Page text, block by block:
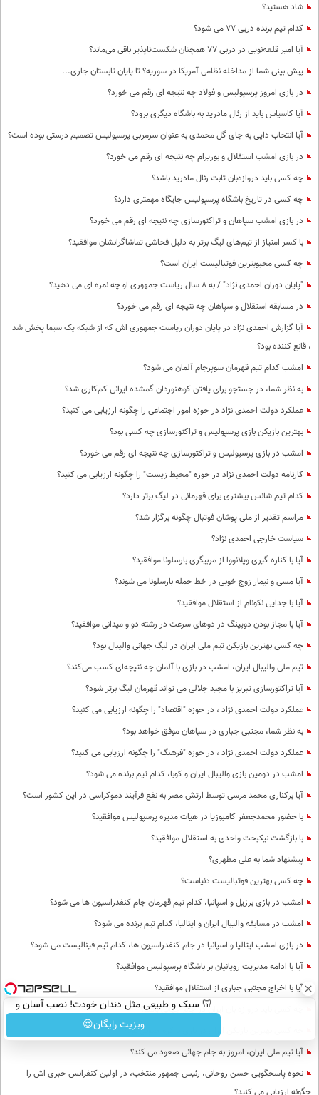
شاد هستید؟
کدام تیم برنده دربی 77 می شود؟
آیا امیر قلعه‌نویی در دربی 77 همچنان شکست‌ناپذیر باقی می‌ماند؟
پیش بینی شما از مداخله نظامی آمریکا در سوریه؟ تا پایان تابستان جاری...
در بازی امروز پرسپولیس و فولاد چه نتیجه ای رقم می خورد؟
آیا کاسیاس باید از رئال مادرید به باشگاه دیگری برود؟
آیا انتخاب دایی به جای گل محمدی به عنوان سرمربی پرسپولیس تصمیم درستی بوده است؟
در بازی امشب استقلال و بوریرام چه نتیجه ای رقم می خورد؟
چه کسی باید دروازه‌بان ثابت رئال مادرید باشد؟
چه کسی در تاریخ باشگاه پرسپولیس جایگاه مهمتری دارد؟
در بازی امشب سپاهان و تراکتورسازی چه نتیجه ای رقم می خورد؟
با کسر امتیاز از تیم‌های لیگ برتر به دلیل فحاشی تماشاگرانشان موافقید؟
چه کسی محبوبترین فوتبالیست ایران است؟
"پایان دوران احمدی نژاد" / به 8 سال ریاست جمهوری او چه نمره ای می دهید؟
در مسابقه استقلال و سپاهان چه نتیجه ای رقم می خورد؟
آیا گزارش احمدی نژاد در پایان دوران ریاست جمهوری اش که از شبکه یک سیما پخش شد
، قانع کننده بود؟
امشب کدام تیم قهرمان سوپرجام آلمان می شود؟
به نظر شما، در جستجو برای یافتن کوهنوردان گمشده ایرانی کم‌کاری شد؟
عملکرد دولت احمدی نژاد در حوزه امور اجتماعی را چگونه ارزیابی می کنید؟
بهترین بازیکن بازی پرسپولیس و تراکتورسازی چه کسی بود؟
امشب در بازی پرسپولیس و تراکتورسازی چه نتیجه ای رقم می خورد؟
کارنامه دولت احمدی نژاد در حوزه "محیط زیست" را چگونه ارزیابی می کنید؟
کدام تیم شانس بیشتری برای قهرمانی در لیگ برتر دارد؟
مراسم تقدیر از ملی پوشان فوتبال چگونه برگزار شد؟
سیاست خارجی احمدی نژاد؟
آیا با کناره گیری ویلانووا از مربیگری بارسلونا موافقید؟
آیا مسی و نیمار زوج خوبی در خط حمله بارسلونا می شوند؟
آیا با جدایی نکونام از استقلال موافقید؟
آیا با مجاز بودن دوپینگ در دوهای سرعت در رشته دو و میدانی موافقید؟
چه کسی بهترین بازیکن تیم ملی ایران در لیگ جهانی والیبال بود؟
تیم ملی والیبال ایران، امشب در بازی با آلمان چه نتیجه‌ای کسب می‌کند؟
آیا تراکتورسازی تبریز با مجید جلالی می تواند قهرمان لیگ برتر شود؟
عملکرد دولت احمدی نژاد ، در حوزه "اقتصاد" را چگونه ارزیابی می کنید؟
به نظر شما، مجتبی جباری در سپاهان موفق خواهد بود؟
عملکرد دولت احمدی نژاد ، در حوزه "فرهنگ" را چگونه ارزیابی می کنید؟
امشب در دومین بازی والیبال ایران و کوبا، کدام تیم برنده می شود؟
آیا برکناری محمد مرسی توسط ارتش مصر به نفع فرآیند دموکراسی در این کشور است؟
با حضور محمدجعفر کامبوزیا در هیات مدیره پرسپولیس موافقید؟
با بازگشت نیکبخت واحدی به استقلال موافقید؟
پیشنهاد شما به علی مطهری؟
چه کسی بهترین فوتبالیست دنیاست؟
امشب در بازی برزیل و اسپانیا، کدام تیم قهرمان جام کنفدراسیون ها می شود؟
امشب در مسابقه والیبال ایران و ایتالیا، کدام تیم برنده می شود؟
در بازی امشب ایتالیا و اسپانیا در جام کنفدراسیون ها، کدام تیم فینالیست می شود؟
آیا با ادامه مدیریت رویانیان بر باشگاه پرسپولیس موافقید؟
آیا با اخراج مجتبی جباری از استقلال موافقید؟
چه کسی باید دروازه بان ایران در جام جهانی باشد؟
چه کسی بهترین بازیکن ایران در بازی با کره جنوبی بود؟
آیا تیم ملی ایران، امروز به جام جهانی صعود می کند؟
نحوه پاسخگویی حسن روحانی، رئیس جمهور منتخب، در اولین کنفرانس خبری اش را
چگونه ارزیابی می کنید؟
🦷 سبک و طبیعی مثل دندان خودت! نصب آسان و
پرداخت اقساطی 💳 📍 تهران
ویزیت رایگان😍